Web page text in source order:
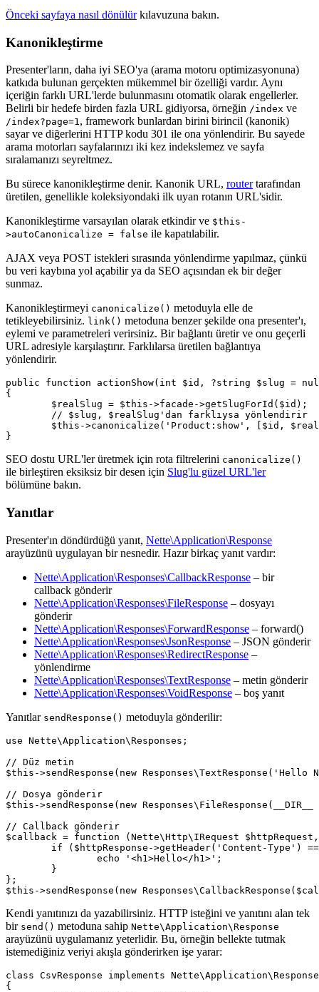
Önceki sayfaya nasıl dönülürkılavuzuna bakın.
Kanonikleştirme
Presenter'ların, daha iyi SEO'ya (arama motoru optimizasyonuna)
katkıda bulunan gerçekten mükemmel bir özelliği vardır. Aynı
içeriğin farklı URL'lerde bulunmasını otomatik olarak engellerler.
Belirli bir hedefe birden fazla URL gidiyorsa, örneğin /index ve
/index?page=1, framework bunlardan birini birincil (kanonik)
sayar ve diğerlerini HTTP kodu 301 ile ona yönlendirir. Bu sayede
arama motorları sayfalarınızı iki kez indekslemez ve sayfa
sıralamanızı seyreltmez.
Bu sürece kanonikleştirme denir. Kanonik URL, routertarafından
üretilen, genellikle koleksiyondaki ilk uyan rotanın URL'sidir.
Kanonikleştirme varsayılan olarak etkindir ve $this-
>autoCanonicalize = false ile kapatılabilir.
AJAX veya POST istekleri sırasında yönlendirme yapılmaz, çünkü
bu veri kaybına yol açabilir ya da SEO açısından ek bir değer
sunmaz.
Kanonikleştirmeyi canonicalize() metoduyla elle de
tetikleyebilirsiniz. link() metoduna benzer şekilde ona presenter'ı,
eylemi ve parametreleri verirsiniz. Bir bağlantı üretir ve onu geçerli
URL adresiyle karşılaştırır. Farklılarsa üretilen bağlantıya
yönlendirir.
public function actionShow(int $id, ?string $slug =
{
SEO dostu URL'ler üretmek için rota filtrelerini canonicalize()
ile birleştiren eksiksiz bir desen için Slug'lu güzel URL'ler
bölümüne bakın.
Yanıtlar
Presenter'ın döndürdüğü yanıt, Nette\Application\Response
arayüzünü uygulayan bir nesnedir. Hazır birkaç yanıt vardır:
Nette\Application\Responses\CallbackResponse – bir
callback gönderir
Nette\Application\Responses\FileResponse – dosyayı
gönderir
Nette\Application\Responses\ForwardResponse – forward()
Nette\Application\Responses\JsonResponse – JSON gönderir
Nette\Application\Responses\RedirectResponse –
yönlendirme
Nette\Application\Responses\TextResponse – metin gönderir
Nette\Application\Responses\VoidResponse – boş yanıt
Yanıtlar sendResponse() metoduyla gönderilir:
use Nette\Application\Responses;
// Düz metin
$this->sendResponse(new
// Dosya gönderir
$this->sendResponse(new
// Callback gönderir
$callback = function (Nette\Http\IRequest
};
Kendi yanıtınızı da yazabilirsiniz. HTTP isteğini ve yanıtını alan tek
bir send() metoduna sahip Nette\Application\Response
arayüzünü uygulamanız yeterlidir. Bu, örneğin bellekte tutmak
istemediğiniz veriyi akışla gönderirken işe yarar:
class CsvResponse implements Nette\Application\Response
{